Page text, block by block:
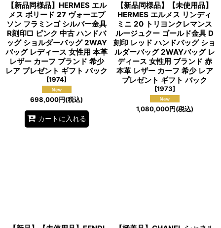
【新品同様品】HERMES エル
メス ボリード 27 ヴォーエプ
ソン フラミンゴ シルバー金具
R刻印□ ピンク 中古 ハンドバ
ッグ ショルダーバッグ 2WAY
バッグ レディース 女性用 本革
レザー カーフ ブランド 希少
レア プレゼント ギフト バック
[1974]
698,000円(税込)
カートに入れる
【新品同様品】【未使用品】
HERMES エルメス リンディ
ミニ 20 トリヨンクレマンス
ルージュクー ゴールド金具 D
刻印 レッド ハンドバッグ ショ
ルダーバッグ 2WAYバッグ レ
ディース 女性用 ブランド 赤
本革 レザー カーフ 希少 レア
プレゼント ギフト バック
[1973]
1,080,000円(税込)